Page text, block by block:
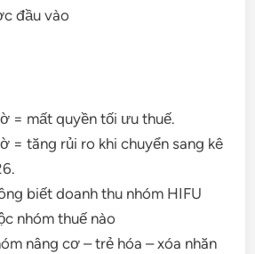
đầu vào
= mất quyền tối ưu thuế.
= tăng rủi ro khi chuyển sang kê
biết doanh thu nhóm HIFU
nhóm thuế nào
nâng cơ – trẻ hóa – xóa nhăn